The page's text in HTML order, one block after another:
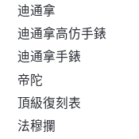
迪通拿
迪通拿高仿手錶
迪通拿手錶
帝陀
頂級復刻表
法穆攔